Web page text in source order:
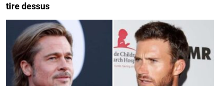
tire dessus